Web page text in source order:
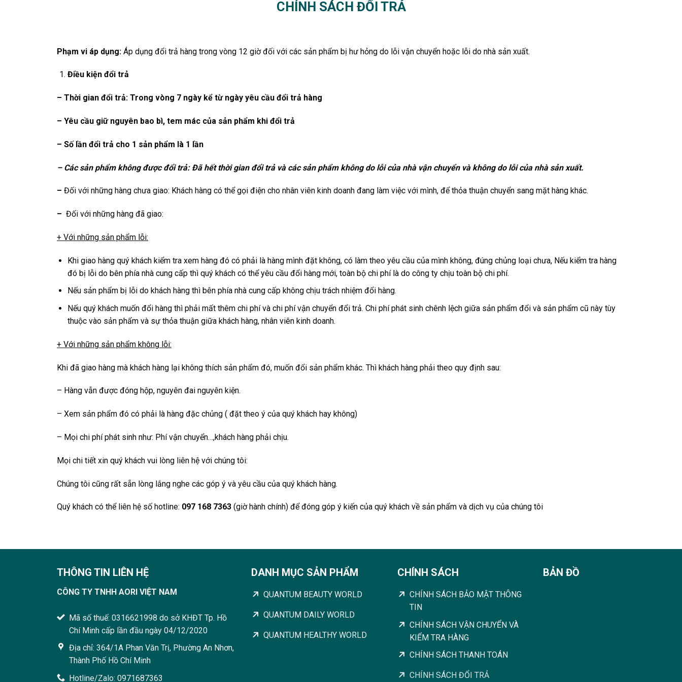
CHÍNH SÁCH ĐỔI TRẢ
Phạm vi áp dụng: Áp dụng đổi trả hàng trong vòng 12 giờ đối với các sản phẩm bị hư hỏng do lỗi vận chuyển hoặc lỗi do nhà sản xuất.
Điều kiện đổi trả
– Thời gian đổi trả: Trong vòng 7 ngày kể từ ngày yêu cầu đổi trả hàng
– Yêu cầu giữ nguyên bao bì, tem mác của sản phẩm khi đổi trả
– Số lần đổi trả cho 1 sản phẩm là 1 lần
– Các sản phẩm không được đổi trả: Đã hết thời gian đổi trả và các sản phẩm không do lỗi của nhà vận chuyển và không do lỗi của nhà sản xuất.
– Đối với những hàng chưa giao: Khách hàng có thể gọi điện cho nhân viên kinh doanh đang làm việc với mình, để thỏa thuận chuyển sang mặt hàng khác.
– Đối với những hàng đã giao:
+ Với những sản phẩm lỗi:
Khi giao hàng quý khách kiểm tra xem hàng đó có phải là hàng mình đặt không, có làm theo yêu cầu của mình không, đúng chủng loại chưa, Nếu kiểm tra hàng
đó bị lỗi do bên phía nhà cung cấp thì quý khách có thể yêu cầu đổi hàng mới, toàn bộ chi phí là do công ty chịu toàn bộ chi phí.
Nếu sản phẩm bị lỗi do khách hàng thì bên phía nhà cung cấp không chịu trách nhiệm đổi hàng.
Nếu quý khách muốn đổi hàng thì phải mất thêm chi phí và chi phí vận chuyển đổi trả. Chi phí phát sinh chênh lệch giữa sản phẩm đổi và sản phẩm cũ này tùy
thuộc vào sản phẩm và sự thỏa thuận giữa khách hàng, nhân viên kinh doanh.
+ Với những sản phẩm không lỗi:
Khi đã giao hàng mà khách hàng lại không thích sản phẩm đó, muốn đổi sản phẩm khác. Thì khách hàng phải theo quy định sau:
– Hàng vẫn được đóng hộp, nguyên đai nguyên kiện.
– Xem sản phẩm đó có phải là hàng đặc chủng ( đặt theo ý của quý khách hay không)
– Mọi chi phí phát sinh như: Phí vận chuyển…,khách hàng phải chịu.
Mọi chi tiết xin quý khách vui lòng liên hệ với chúng tôi:
Chúng tôi cũng rất sẵn lòng lắng nghe các góp ý và yêu cầu của quý khách hàng.
Quý khách có thể liên hệ số hotline: 097 168 7363 (giờ hành chính) để đóng góp ý kiến của quý khách về sản phẩm và dịch vụ của chúng tôi
THÔNG TIN LIÊN HỆ
CÔNG TY TNHH AORI VIỆT NAM
Mã số thuế: 0316621998 do sở KHĐT Tp. Hồ
Chí Minh cấp lần đầu ngày 04/12/2020
Địa chỉ: 364/1A Phan Văn Trị, Phường An Nhơn,
Thành Phố Hồ Chí Minh
Hotline/Zalo: 0971687363
DANH MỤC SẢN PHẨM
QUANTUM BEAUTY WORLD
QUANTUM DAILY WORLD
QUANTUM HEALTHY WORLD
CHÍNH SÁCH
CHÍNH SÁCH BẢO MẬT THÔNG
TIN
CHÍNH SÁCH VẬN CHUYỂN VÀ
KIỂM TRA HÀNG
CHÍNH SÁCH THANH TOÁN
CHÍNH SÁCH ĐỔI TRẢ
BẢN ĐỒ